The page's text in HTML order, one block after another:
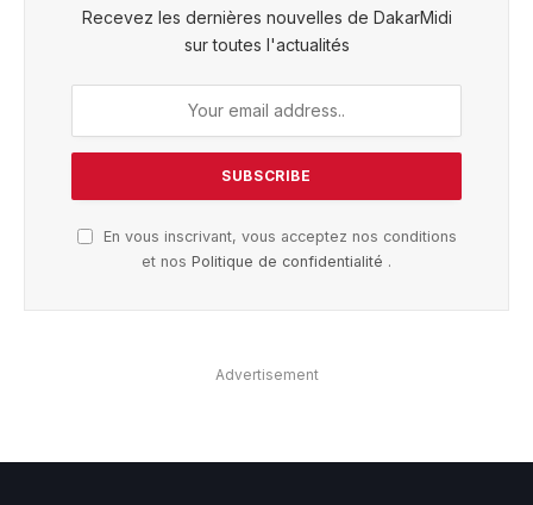
Recevez les dernières nouvelles de DakarMidi
sur toutes l'actualités
En vous inscrivant, vous acceptez nos conditions
et nos Politique de confidentialité .
Advertisement